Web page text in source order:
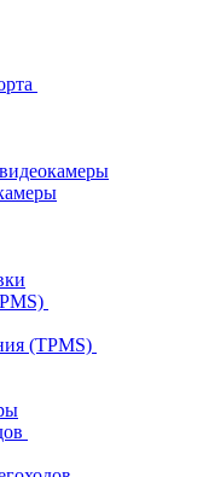
(TPMS)